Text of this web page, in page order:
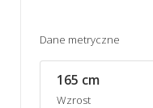
Dane metryczne
165 cm
Wzrost